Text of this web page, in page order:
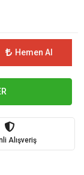
Hemen Al
Alışveriş